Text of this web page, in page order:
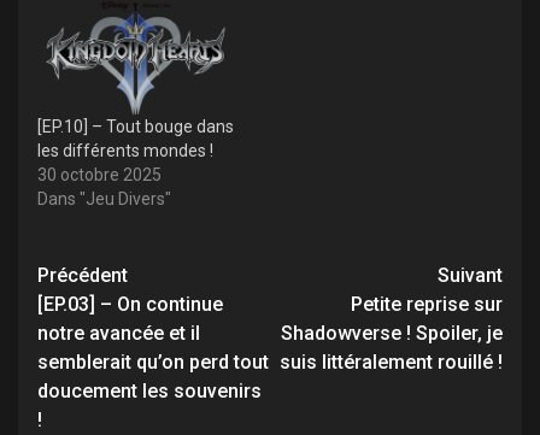
[EP.10] – Tout bouge dans
les différents mondes !
30 octobre 2025
Dans "Jeu Divers"
Navigation
d’article
Précédent
[EP.03] – On continue
notre avancée et il
semblerait qu’on perd tout
doucement les souvenirs
!
Suivant
Petite reprise sur
Shadowverse ! Spoiler, je
suis littéralement rouillé !